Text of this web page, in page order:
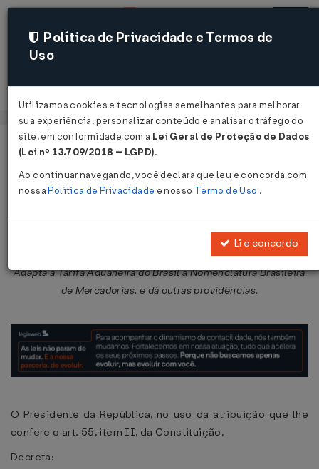
Acessar
Página Inicial Legislações
Decreto-Lei nº 1.753 de 31/12/1979
Publicado no DOU em 31 dez 1979
Adapta a Tarifa Aduaneira do Brasil à Nomenclatura Brasileira
de Mercadorias, e dá outras providências.
O Presidente da República, no uso da atribuição que lhe
confere o art. 55, item II, da Constituição,
Decreta:
Política de Privacidade e Termos de
Uso
Utilizamos cookies e tecnologias semelhantes para melhorar
sua experiência, personalizar conteúdo e analisar o tráfego do
site, em conformidade com a Lei Geral de Proteção de Dados
(Lei nº 13.709/2018 – LGPD).
Ao continuar navegando, você declara que leu e concorda com
nossaPolítica de Privacidade e nosso Termo de Uso .
Li e concordo